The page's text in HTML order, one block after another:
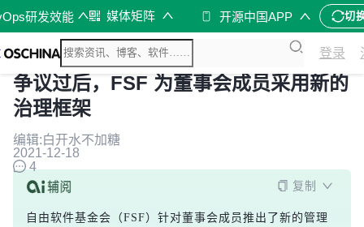
研发效能 媒体矩阵 开源中国APP 切
登录
争议过后，FSF 为董事会成员采用新的
治理框架
编辑:白开水不加糖
2021-12-18
4
复制
自由软件基金会（FSF）针对董事会成员推出了新的管理